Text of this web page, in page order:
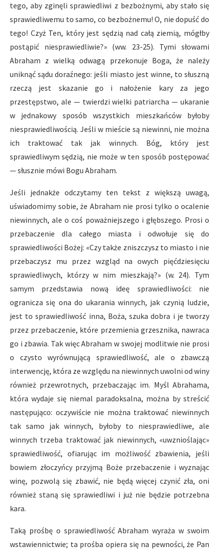
tego, aby zginęli sprawiedliwi z bezbożnymi, aby stało się
sprawiedliwemu to samo, co bezbożnemu! O, nie dopuść do
tego! Czyż Ten, który jest sędzią nad całą ziemią, mógłby
postąpić niesprawiedliwie?» (ww. 23-25). Tymi słowami
Abraham z wielką odwagą przekonuje Boga, że należy
uniknąć sądu doraźnego: jeśli miasto jest winne, to słuszną
rzeczą jest skazanie go i nałożenie kary za jego
przestępstwo, ale — twierdzi wielki patriarcha — ukaranie
w jednakowy sposób wszystkich mieszkańców byłoby
niesprawiedliwością. Jeśli w mieście są niewinni, nie można
ich traktować tak jak winnych. Bóg, który jest
sprawiedliwym sędzią, nie może w ten sposób postępować
— słusznie mówi Bogu Abraham.
Jeśli jednakże odczytamy ten tekst z większą uwagą,
uświadomimy sobie, że Abraham nie prosi tylko o ocalenie
niewinnych, ale o coś poważniejszego i głębszego. Prosi o
przebaczenie dla całego miasta i odwołuje się do
sprawiedliwości Bożej: «Czy także zniszczysz to miasto i nie
przebaczysz mu przez wzgląd na owych pięćdziesięciu
sprawiedliwych, którzy w nim mieszkają?» (w. 24). Tym
samym przedstawia nową ideę sprawiedliwości: nie
ogranicza się ona do ukarania winnych, jak czynią ludzie,
jest to sprawiedliwość inna, Boża, szuka dobra i je tworzy
przez przebaczenie, które przemienia grzesznika, nawraca
go i zbawia. Tak więc Abraham w swojej modlitwie nie prosi
o czysto wyrównującą sprawiedliwość, ale o zbawczą
interwencję, która ze względu na niewinnych uwolni od winy
również przewrotnych, przebaczając im. Myśl Abrahama,
która wydaje się niemal paradoksalna, można by streścić
następująco: oczywiście nie można traktować niewinnych
tak samo jak winnych, byłoby to niesprawiedliwe, ale
winnych trzeba traktować jak niewinnych, «uwznioślając»
sprawiedliwość, ofiarując im możliwość zbawienia, jeśli
bowiem złoczyńcy przyjmą Boże przebaczenie i wyznając
winę, pozwolą się zbawić, nie będą więcej czynić zła, oni
również staną się sprawiedliwi i już nie będzie potrzebna
kara.
Taką prośbę o sprawiedliwość Abraham wyraża w swoim
wstawiennictwie; ta prośba opiera się na pewności, że Pan